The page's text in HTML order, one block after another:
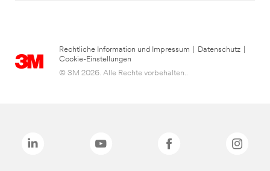
Rechtliche Information und Impressum Datenschutz
Cookie-Einstellungen
© 3M 2026. Alle Rechte vorbehalten..